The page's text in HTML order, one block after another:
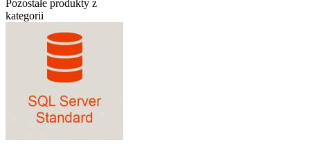
Pozostałe produkty z
kategorii